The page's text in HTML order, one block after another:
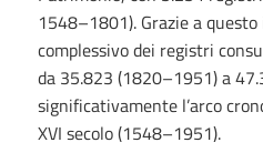
1548–1801). Grazie a
complessivo dei registri
da 35.823 (1820–1951) a
significativamente l’arco
XVI secolo (1548–1951).